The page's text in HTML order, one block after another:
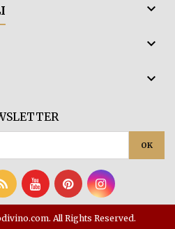



All Rights Reserved.